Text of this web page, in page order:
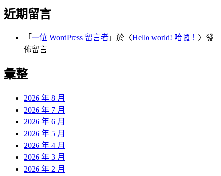
近期留言
「 一位 WordPress 留言者 」於〈Hello world! 哈囉！ 〉發
佈留言
彙整
2026 年 8 月
2026 年 7 月
2026 年 6 月
2026 年 5 月
2026 年 4 月
2026 年 3 月
2026 年 2 月